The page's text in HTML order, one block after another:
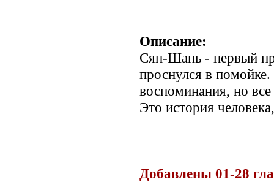
Описание:
Сян-Шань - первый
проснулся в
воспоминания, но
Это история
Добавлены 01-28